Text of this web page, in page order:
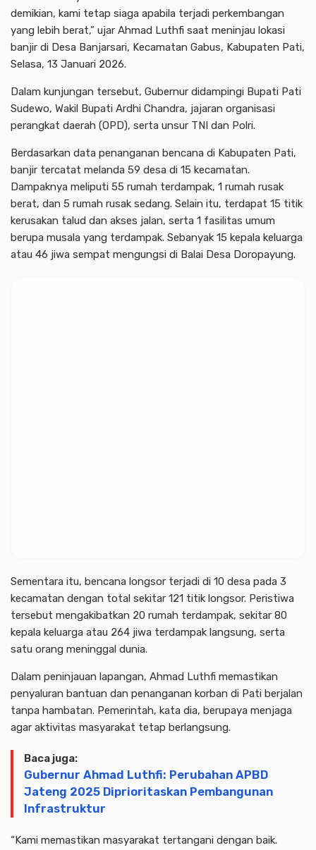
demikian, kami tetap siaga apabila terjadi perkembangan
yang lebih berat,” ujar Ahmad Luthfi saat meninjau lokasi
banjir di Desa Banjarsari, Kecamatan Gabus, Kabupaten Pati,
Selasa, 13 Januari 2026.
Dalam kunjungan tersebut, Gubernur didampingi Bupati Pati
Sudewo, Wakil Bupati Ardhi Chandra, jajaran organisasi
perangkat daerah (OPD), serta unsur TNI dan Polri.
Berdasarkan data penanganan bencana di Kabupaten Pati,
banjir tercatat melanda 59 desa di 15 kecamatan.
Dampaknya meliputi 55 rumah terdampak, 1 rumah rusak
berat, dan 5 rumah rusak sedang. Selain itu, terdapat 15 titik
kerusakan talud dan akses jalan, serta 1 fasilitas umum
berupa musala yang terdampak. Sebanyak 15 kepala keluarga
atau 46 jiwa sempat mengungsi di Balai Desa Doropayung.
Sementara itu, bencana longsor terjadi di 10 desa pada 3
kecamatan dengan total sekitar 121 titik longsor. Peristiwa
tersebut mengakibatkan 20 rumah terdampak, sekitar 80
kepala keluarga atau 264 jiwa terdampak langsung, serta
satu orang meninggal dunia.
Dalam peninjauan lapangan, Ahmad Luthfi memastikan
penyaluran bantuan dan penanganan korban di Pati berjalan
tanpa hambatan. Pemerintah, kata dia, berupaya menjaga
agar aktivitas masyarakat tetap berlangsung.
Baca juga:
Gubernur Ahmad Luthfi: Perubahan APBD
Jateng 2025 Diprioritaskan Pembangunan
Infrastruktur
“Kami memastikan masyarakat tertangani dengan baik.